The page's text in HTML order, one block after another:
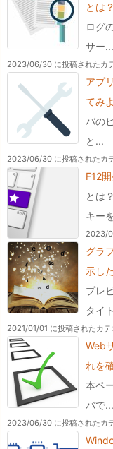
とは？
ログ
サー...
2023/06/30 に投稿されたカ
アプ
てみ
バの
と...
2023/06/30 に投稿されたカ
F12
とは
キー
2023/
グラ
示し
プレ
タイ
2021/01/01 に投稿されたカ
Web
れを
本ペ
バで...
2023/06/30 に投稿されたカ